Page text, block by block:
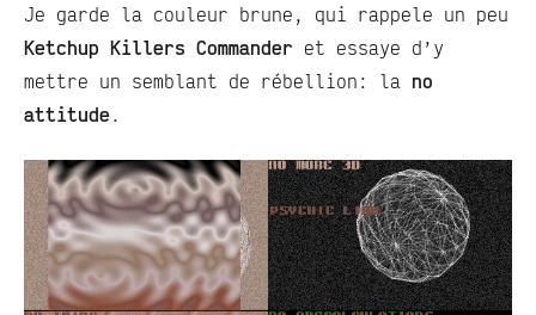
Je garde la couleur brune, qui rappele un peu
Ketchup Killers Commander et essaye d’y
mettre un semblant de rébellion: la no
attitude.